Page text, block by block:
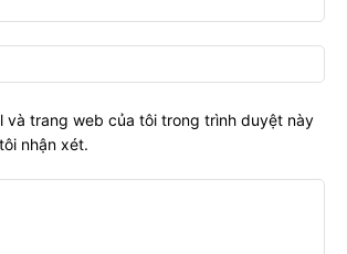
và trang web của tôi trong trình duyệt này
nhận xét.